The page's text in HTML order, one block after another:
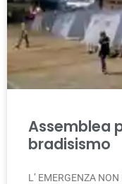
Assemblea
bradisismo
L’ EMERGENZA